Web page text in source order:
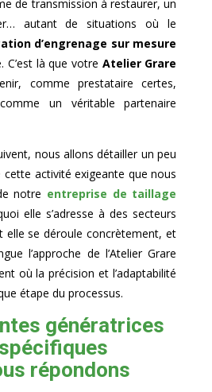
de transmission à restaurer, un
autant de situations où le
d’engrenage sur mesure
C’est là que votre Atelier Grare
comme prestataire certes,
un véritable partenaire
nous allons détailler un peu
activité exigeante que nous
notre entreprise de taillage
elle s’adresse à des secteurs
elle se déroule concrètement, et
l’approche de l’Atelier Grare
où la précision et l’adaptabilité
étape du processus.
génératrices
répondons